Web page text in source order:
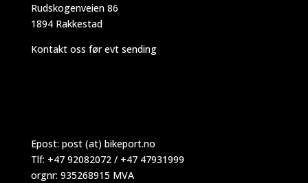
Rudskogenveien 86
1894 Rakkestad
Kontakt oss før evt sending
Epost: post (at) bikeport.no
Tlf: +47 92082072 / +47 47931999
orgnr: 935268915 MVA